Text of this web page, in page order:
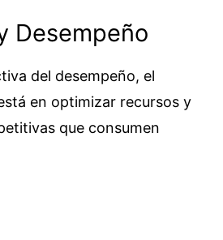
Desempeño
del desempeño, el
en optimizar recursos y
que consumen